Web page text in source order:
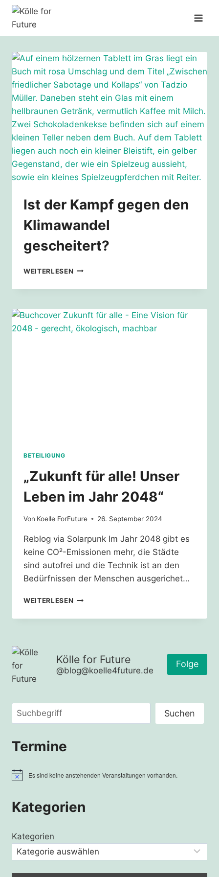
Zum
Inhalt
Ist der Kampf gegen den
Klimawandel
gescheitert?
WEITERLESEN IST
KAMPF
DEN
KLIMAWANDEL
GESCHEITERT?
BETEILIGUNG
„Zukunft für alle! Unser
Leben im Jahr 2048“
Von Koelle ForFuture 26. September 2024
Reblog via Solarpunk Im Jahr 2048 gibt es
keine CO²-Emissionen mehr, die Städte
sind autofrei und die Technik ist an den
Bedürfnissen der Menschen ausgerichet…
WEITERLESEN „ZUKUNFT
ALLE!
JAHR 2048“
Kölle for Future
@blog@koelle4future.de
Folge
Suchen Suchen
Termine
HinweisEs sind keine anstehenden Veranstaltungen vorhanden.
Kategorien
Kategorien